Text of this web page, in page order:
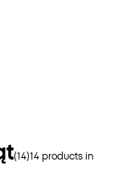
(14)14products in